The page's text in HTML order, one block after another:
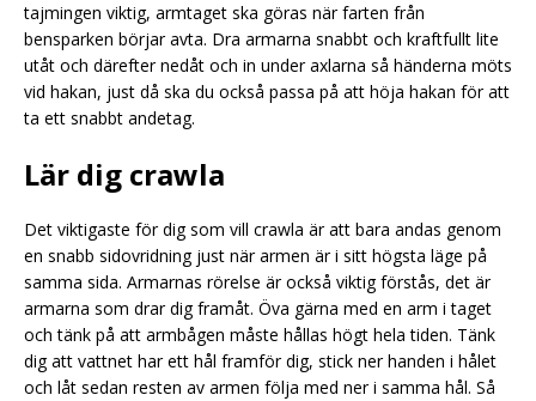
tajmingen viktig, armtaget ska göras när farten från
bensparken börjar avta. Dra armarna snabbt och kraftfullt lite
utåt och därefter nedåt och in under axlarna så händerna möts
vid hakan, just då ska du också passa på att höja hakan för att
ta ett snabbt andetag.
Lär dig crawla
Det viktigaste för dig som vill crawla är att bara andas genom
en snabb sidovridning just när armen är i sitt högsta läge på
samma sida. Armarnas rörelse är också viktig förstås, det är
armarna som drar dig framåt. Öva gärna med en arm i taget
och tänk på att armbågen måste hållas högt hela tiden. Tänk
dig att vattnet har ett hål framför dig, stick ner handen i hålet
och låt sedan resten av armen följa med ner i samma hål. Så